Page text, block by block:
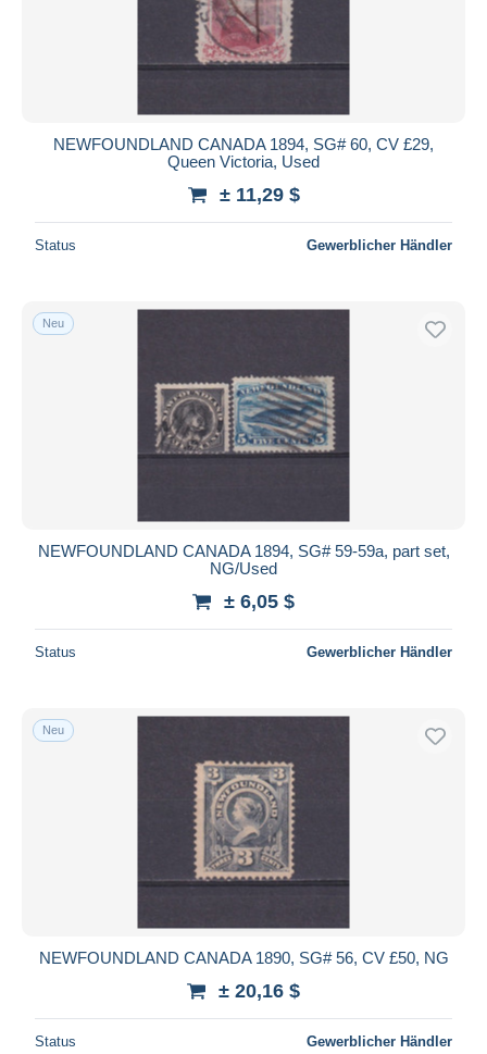
NEWFOUNDLAND CANADA 1894, SG# 60, CV £29,
Queen Victoria, Used
± 11,29 $
Status Gewerblicher Händler
Neu
NEWFOUNDLAND CANADA 1894, SG# 59-59a, part set,
NG/Used
± 6,05 $
Status Gewerblicher Händler
Neu
NEWFOUNDLAND CANADA 1890, SG# 56, CV £50, NG
± 20,16 $
Status Gewerblicher Händler